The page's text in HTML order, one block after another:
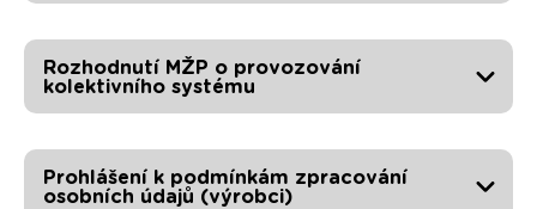
Rozhodnutí MŽP o provozování
kolektivního systému
Prohlášení k podmínkám zpracování
osobních údajů (výrobci)